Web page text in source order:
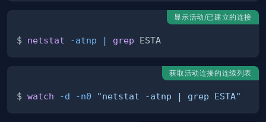
显示活动/已建立的连接
$ netstat -atnp | grep
获取活动连接的连续列表
$ watch -d -n0 "netstat -atnp | grep ESTA"